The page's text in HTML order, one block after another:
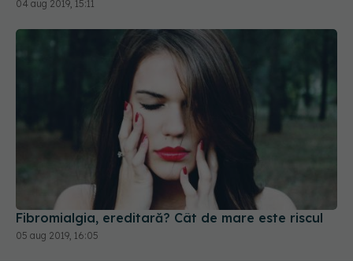
Fibromialgia, ereditară? Cât de mare este riscul